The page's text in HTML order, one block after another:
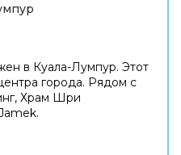
в Куала-Лумпур. Этот
города. Рядом с
Храм Шри